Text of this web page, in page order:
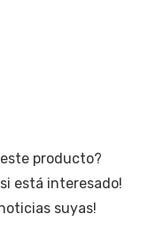
producto?
está interesado!
suyas!